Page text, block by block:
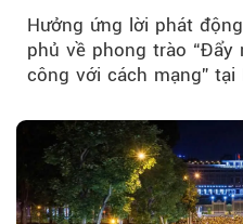
Hưởng ứng lời phát
phủ về phong trào “Đẩy
công với cách mạng”